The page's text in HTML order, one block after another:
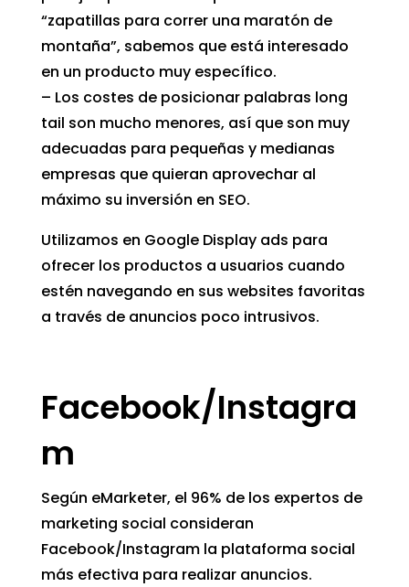
“zapatillas para correr una maratón de
montaña”, sabemos que está interesado
en un producto muy específico.
– Los costes de posicionar palabras long
tail son mucho menores, así que son muy
adecuadas para pequeñas y medianas
empresas que quieran aprovechar al
máximo su inversión en SEO.
Utilizamos en Google Display ads para
ofrecer los productos a usuarios cuando
estén navegando en sus websites favoritas
a través de anuncios poco intrusivos.
Facebook/Instagra
m
Según eMarketer, el 96% de los expertos de
marketing social consideran
Facebook/Instagram la plataforma social
más efectiva para realizar anuncios.